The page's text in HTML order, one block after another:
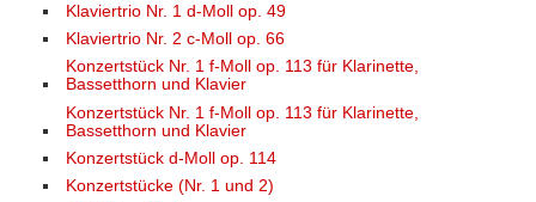
Klaviertrio Nr. 1 d-Moll op. 49
Klaviertrio Nr. 2 c-Moll op. 66
Konzertstück Nr. 1 f-Moll op. 113 für Klarinette,
Bassetthorn und Klavier
Konzertstück Nr. 1 f-Moll op. 113 für Klarinette,
Bassetthorn und Klavier
Konzertstück d-Moll op. 114
Konzertstücke (Nr. 1 und 2)